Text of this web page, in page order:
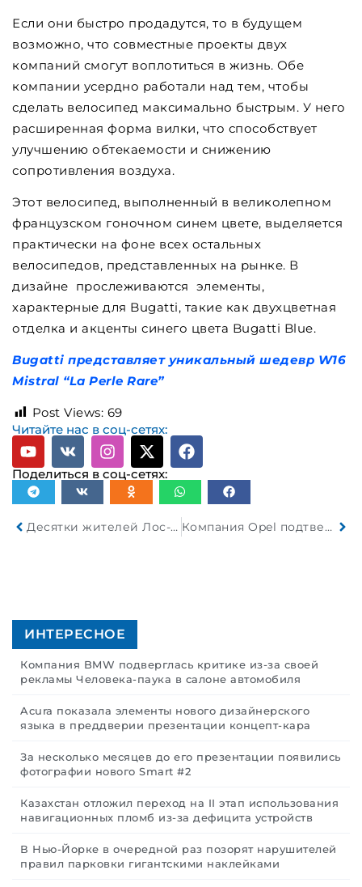
Если они быстро продадутся, то в будущем
возможно, что совместные проекты двух
компаний смогут воплотиться в жизнь. Обе
компании усердно работали над тем, чтобы
сделать велосипед максимально быстрым. У него
расширенная форма вилки, что способствует
улучшению обтекаемости и снижению
сопротивления воздуха.
Этот велосипед, выполненный в великолепном
французском гоночном синем цвете, выделяется
практически на фоне всех остальных
велосипедов, представленных на рынке. В
дизайне прослеживаются элементы,
характерные для Bugatti, такие как двухцветная
отделка и акценты синего цвета Bugatti Blue.
Bugatti представляет уникальный шедевр W16
Mistral “La Perle Rare”
Post Views: 69
Читайте нас в соц-сетях:
Поделиться в соц-сетях:
Десятки жителей Лос-Анджелеса утром после вручения премии «Оскар» не нашли свои автомобили там, где они их припарковали Компания Opel подтвердила участие заводской команды в Формуле E
ИНТЕРЕСНОЕ
Компания BMW подверглась критике из-за своей
рекламы Человека-паука в салоне автомобиля
Acura показала элементы нового дизайнерского
языка в преддверии презентации концепт-кара
За несколько месяцев до его презентации появились
фотографии нового Smart #2
Казахстан отложил переход на II этап использования
навигационных пломб из-за дефицита устройств
В Нью-Йорке в очередной раз позорят нарушителей
правил парковки гигантскими наклейками